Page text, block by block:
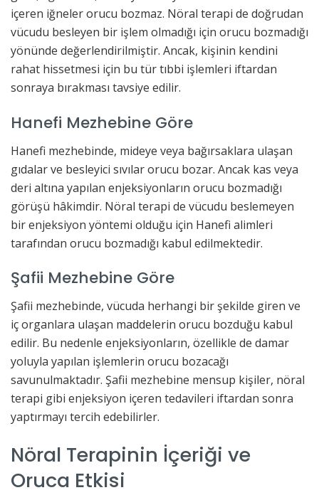
içeren iğneler orucu bozmaz. Nöral terapi de doğrudan
vücudu besleyen bir işlem olmadığı için orucu bozmadığı
yönünde değerlendirilmiştir. Ancak, kişinin kendini
rahat hissetmesi için bu tür tıbbi işlemleri iftardan
sonraya bırakması tavsiye edilir.
Hanefi Mezhebine Göre
Hanefi mezhebinde, mideye veya bağırsaklara ulaşan
gıdalar ve besleyici sıvılar orucu bozar. Ancak kas veya
deri altına yapılan enjeksiyonların orucu bozmadığı
görüşü hâkimdir. Nöral terapi de vücudu beslemeyen
bir enjeksiyon yöntemi olduğu için Hanefi alimleri
tarafından orucu bozmadığı kabul edilmektedir.
Şafii Mezhebine Göre
Şafii mezhebinde, vücuda herhangi bir şekilde giren ve
iç organlara ulaşan maddelerin orucu bozduğu kabul
edilir. Bu nedenle enjeksiyonların, özellikle de damar
yoluyla yapılan işlemlerin orucu bozacağı
savunulmaktadır. Şafii mezhebine mensup kişiler, nöral
terapi gibi enjeksiyon içeren tedavileri iftardan sonra
yaptırmayı tercih edebilirler.
Nöral Terapinin İçeriği ve
Oruca Etkisi